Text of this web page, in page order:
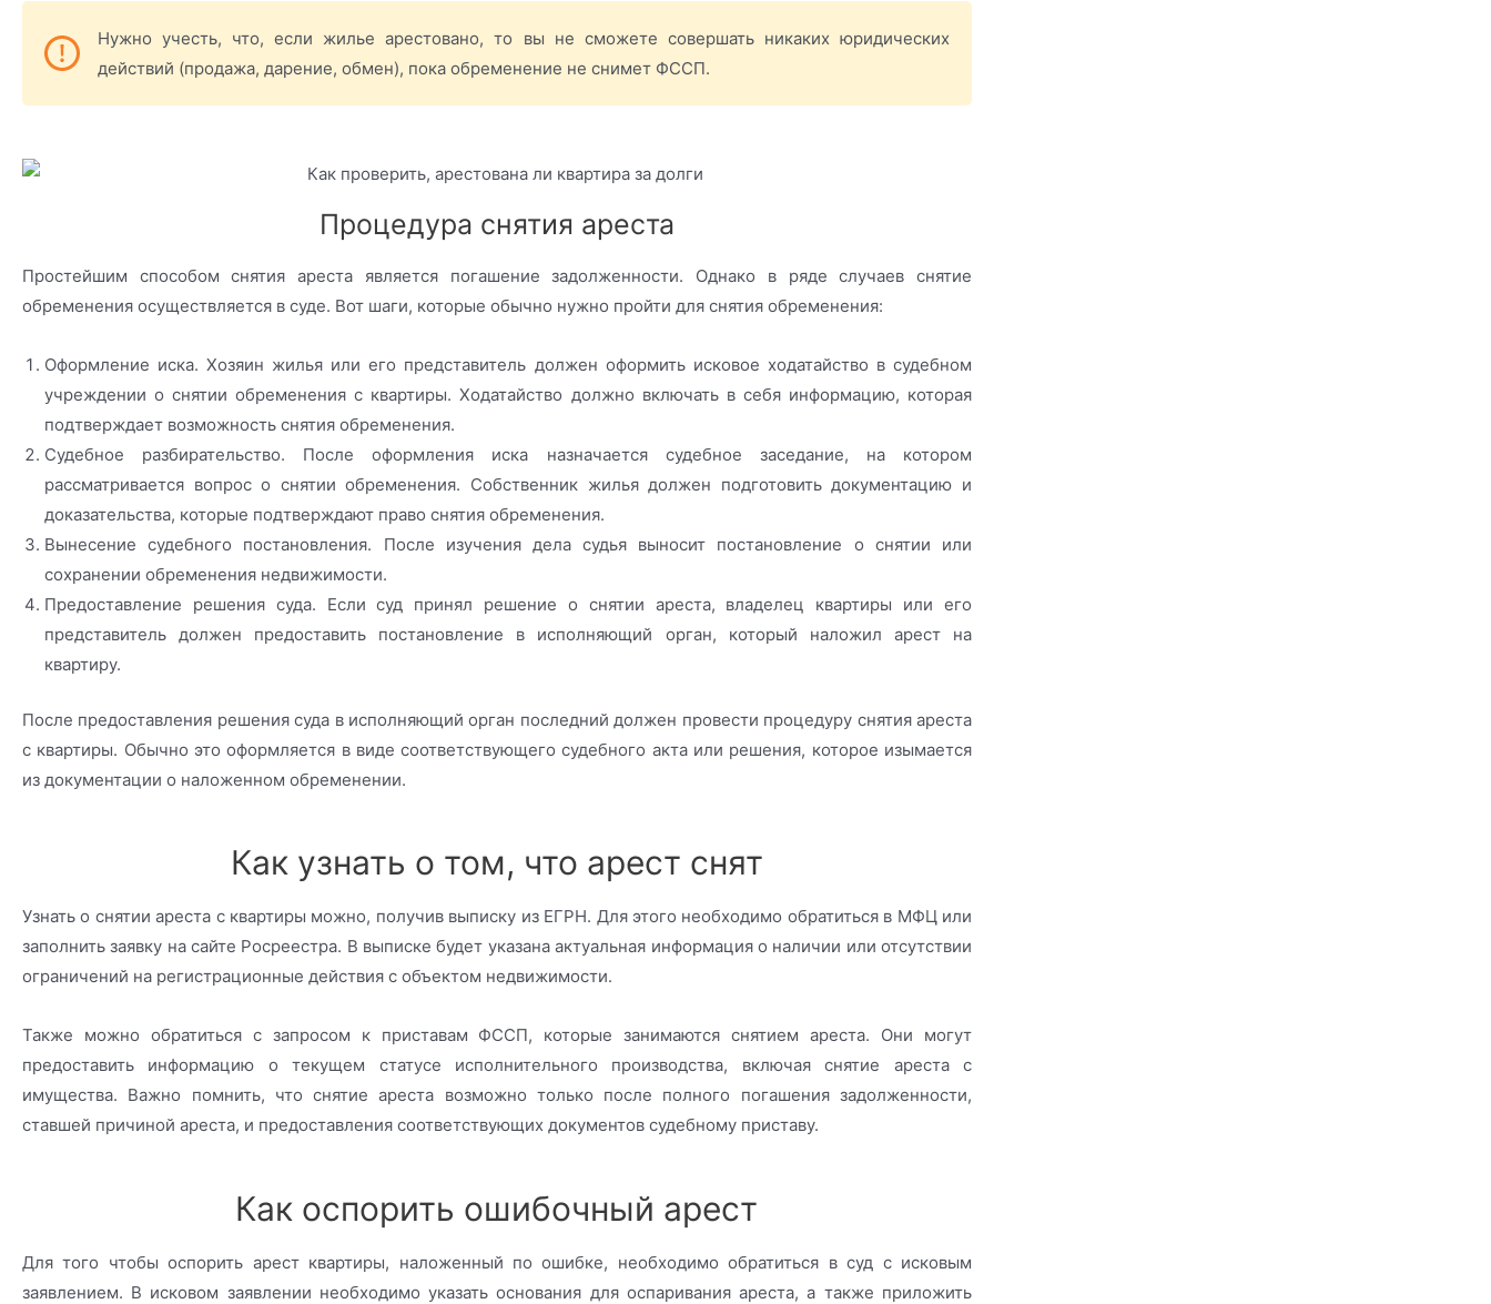
Нужно учесть, что, если жилье арестовано, то вы не сможете совершать никаких юридических
действий (продажа, дарение, обмен), пока обременение не снимет ФССП.
Процедура снятия ареста
Простейшим способом снятия ареста является погашение задолженности. Однако в ряде случаев снятие
обременения осуществляется в суде. Вот шаги, которые обычно нужно пройти для снятия обременения:
Оформление иска. Хозяин жилья или его представитель должен оформить исковое ходатайство в судебном
учреждении о снятии обременения с квартиры. Ходатайство должно включать в себя информацию, которая
подтверждает возможность снятия обременения.
Судебное разбирательство. После оформления иска назначается судебное заседание, на котором
рассматривается вопрос о снятии обременения. Собственник жилья должен подготовить документацию и
доказательства, которые подтверждают право снятия обременения.
Вынесение судебного постановления. После изучения дела судья выносит постановление о снятии или
сохранении обременения недвижимости.
Предоставление решения суда. Если суд принял решение о снятии ареста, владелец квартиры или его
представитель должен предоставить постановление в исполняющий орган, который наложил арест на
квартиру.
После предоставления решения суда в исполняющий орган последний должен провести процедуру снятия ареста
с квартиры. Обычно это оформляется в виде соответствующего судебного акта или решения, которое изымается
из документации о наложенном обременении.
Как узнать о том, что арест снят
Узнать о снятии ареста с квартиры можно, получив выписку из ЕГРН. Для этого необходимо обратиться в МФЦ или
заполнить заявку на сайте Росреестра. В выписке будет указана актуальная информация о наличии или отсутствии
ограничений на регистрационные действия с объектом недвижимости.
Также можно обратиться с запросом к приставам ФССП, которые занимаются снятием ареста. Они могут
предоставить информацию о текущем статусе исполнительного производства, включая снятие ареста с
имущества. Важно помнить, что снятие ареста возможно только после полного погашения задолженности,
ставшей причиной ареста, и предоставления соответствующих документов судебному приставу.
Как оспорить ошибочный арест
Для того чтобы оспорить арест квартиры, наложенный по ошибке, необходимо обратиться в суд с исковым
заявлением. В исковом заявлении необходимо указать основания для оспаривания ареста, а также приложить